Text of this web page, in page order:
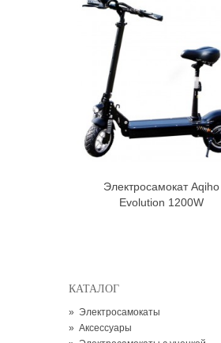
В корзину
Электросамокат Aqiho
Evolution 1200W
КАТАЛОГ
» Электросамокаты
» Аксессуары